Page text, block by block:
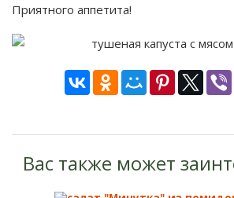
Приятного аппетита!
Вас также может